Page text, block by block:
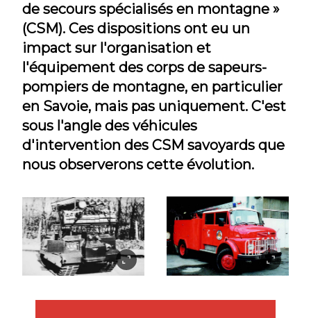
de secours spécialisés en montagne »
(CSM). Ces dispositions ont eu un
impact sur l'organisation et
l'équipement des corps de sapeurs-
pompiers de montagne, en particulier
en Savoie, mais pas uniquement. C'est
sous l'angle des véhicules
d'intervention des CSM savoyards que
nous observerons cette évolution.